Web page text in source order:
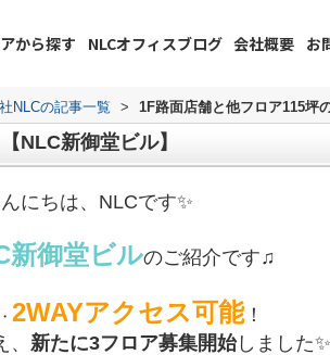
から探す NLCオフィスブログ 会社概要 お
NLCの記事一覧 > 1F路面店舗と他フロア115坪
NLC新御堂ビル】
にちは、NLCです✨
新御堂ビルのご紹介です♫
2WAYアクセス可能！
新たに3フロア募集開始しました✨